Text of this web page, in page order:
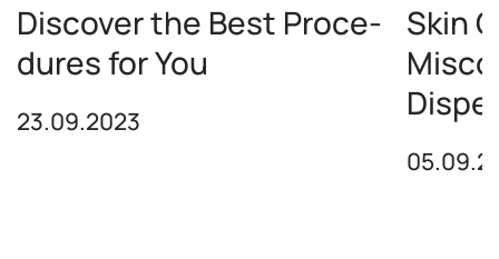
Discover the Best Proce­
dures for You
23.09.2023
Skin